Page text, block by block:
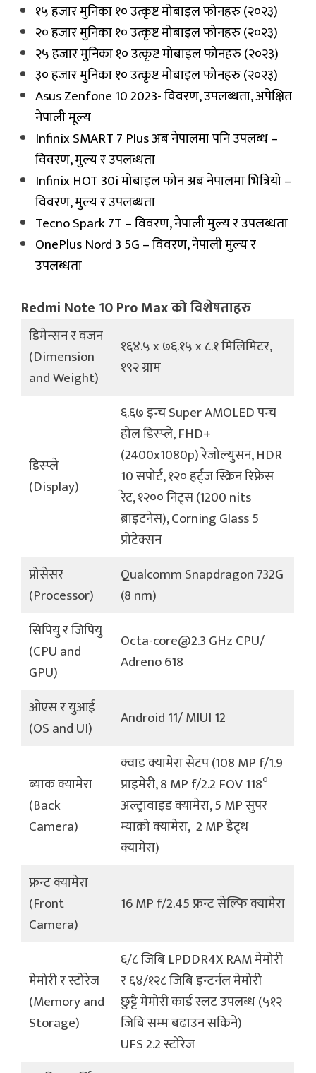
१५ हजार मुनिका १० उत्कृष्ट मोबाइल फोनहरु (२०२३)
२० हजार मुनिका १० उत्कृष्ट मोबाइल फोनहरु (२०२३)
२५ हजार मुनिका १० उत्कृष्ट मोबाइल फोनहरु (२०२३)
३० हजार मुनिका १० उत्कृष्ट मोबाइल फोनहरु (२०२३)
Asus Zenfone 10 2023- विवरण, उपलब्धता, अपेक्षित
नेपाली मूल्य
Infinix SMART 7 Plus अब नेपालमा पनि उपलब्ध –
विवरण, मुल्य र उपलब्धता
Infinix HOT 30i मोबाइल फोन अब नेपालमा भित्रियो –
विवरण, मुल्य र उपलब्धता
Tecno Spark 7T – विवरण, नेपाली मुल्य र उपलब्धता
OnePlus Nord 3 5G – विवरण, नेपाली मुल्य र
उपलब्धता
Redmi Note 10 Pro Max को विशेषताहरु
डिमेन्सन र वजन
(Dimension
and Weight)
१६४.५ x ७६.१५ x ८.१ मिलिमिटर,
१९२ ग्राम
डिस्प्ले
(Display)
६.६७ इन्च Super AMOLED पन्च
होल डिस्प्ले, FHD+
(2400x1080p) रेजोल्युसन, HDR
10 सपोर्ट, १२० हर्ट्ज स्क्रिन रिफ्रेस
रेट, १२०० निट्स (1200 nits
ब्राइटनेस), Corning Glass 5
प्रोटेक्सन
प्रोसेसर
(Processor)
Qualcomm Snapdragon 732G
(8 nm)
सिपियु र जिपियु
(CPU and
GPU)
Octa-core@2.3 GHz CPU/
Adreno 618
ओएस र युआई
(OS and UI)
Android 11/ MIUI 12
ब्याक क्यामेरा
(Back
Camera)
क्वाड क्यामेरा सेटप (108 MP f/1.9
प्राइमेरी, 8 MP f/2.2 FOV 118०
अल्ट्रावाइड क्यामेरा, 5 MP सुपर
म्याक्रो क्यामेरा, 2 MP डेट्थ
क्यामेरा)
फ्रन्ट क्यामेरा
(Front
Camera)
16 MP f/2.45 फ्रन्ट सेल्फि क्यामेरा
मेमोरी र स्टोरेज
(Memory and
Storage)
६/८ जिबि LPDDR4X RAM मेमोरी
र ६४/१२८ जिबि इन्टर्नल मेमोरी
छुट्टै मेमोरी कार्ड स्लट उपलब्ध (५१२
जिबि सम्म बढाउन सकिने)
UFS 2.2 स्टोरेज